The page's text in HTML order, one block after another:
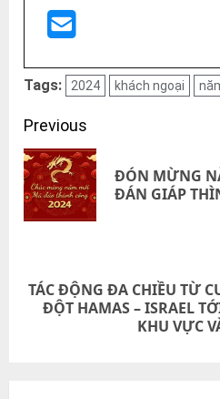
Tags: 2024 khách ngoại
Post
navigation
Previous
ĐÓN MỪNG
ĐÁN GIÁP
Next
TÁC ĐỘNG ĐA CHIỀU TỪ
ĐỘT HAMAS – ISRAEL
KHU VỰC